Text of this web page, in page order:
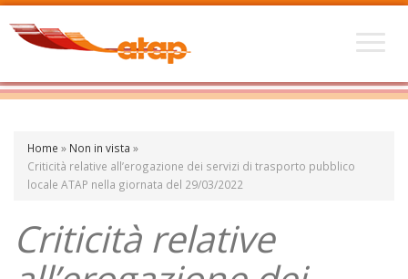
Home » Non in vista »
Criticità relative all’erogazione dei servizi di trasporto pubblico
locale ATAP nella giornata del 29/03/2022
Criticità relative